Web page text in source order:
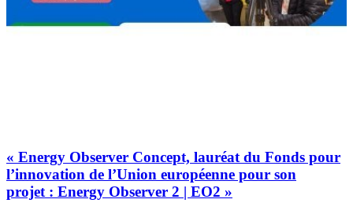
« Energy Observer Concept, lauréat du Fonds pour
l’innovation de l’Union européenne pour son
projet : Energy Observer 2 | EO2 »